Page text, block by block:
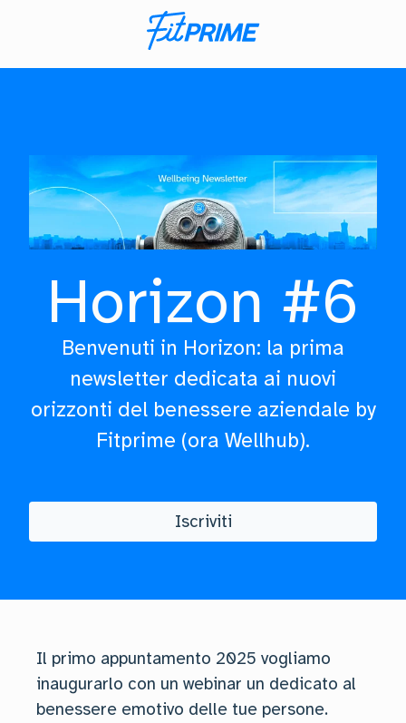
Horizon #6
Benvenuti in Horizon: la prima
newsletter dedicata ai nuovi
orizzonti del benessere aziendale by
Fitprime (ora Wellhub).
Iscriviti
Il primo appuntamento 2025 vogliamo
inaugurarlo con un webinar un dedicato al
benessere emotivo delle tue persone.